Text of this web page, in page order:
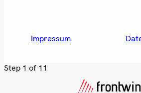
Impressum
Step 1 of 11